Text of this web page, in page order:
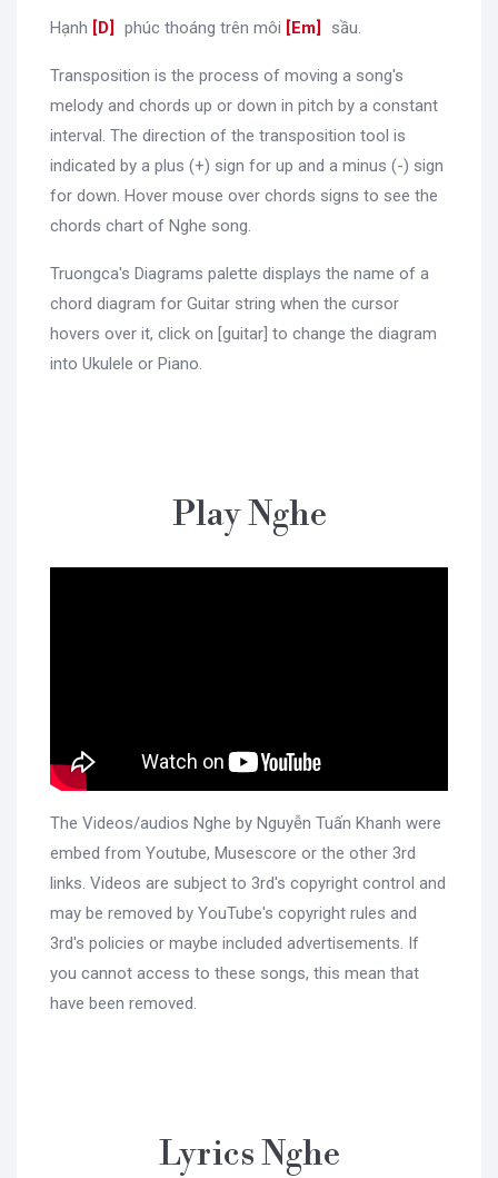
Hạnh [D phúc thoáng trên môi [Em sầu.
Transposition is the process of moving a song's
melody and chords up or down in pitch by a constant
interval. The direction of the transposition tool is
indicated by a plus (+) sign for up and a minus (-) sign
for down. Hover mouse over chords signs to see the
chords chart of Nghe song.
Truongca's Diagrams palette displays the name of a
chord diagram for Guitar string when the cursor
hovers over it, click on [guitar] to change the diagram
into Ukulele or Piano.
Play Nghe
The Videos/audios Nghe by Nguyễn Tuấn Khanh were
embed from Youtube, Musescore or the other 3rd
links. Videos are subject to 3rd's copyright control and
may be removed by YouTube's copyright rules and
3rd's policies or maybe included advertisements. If
you cannot access to these songs, this mean that
have been removed.
Lyrics Nghe